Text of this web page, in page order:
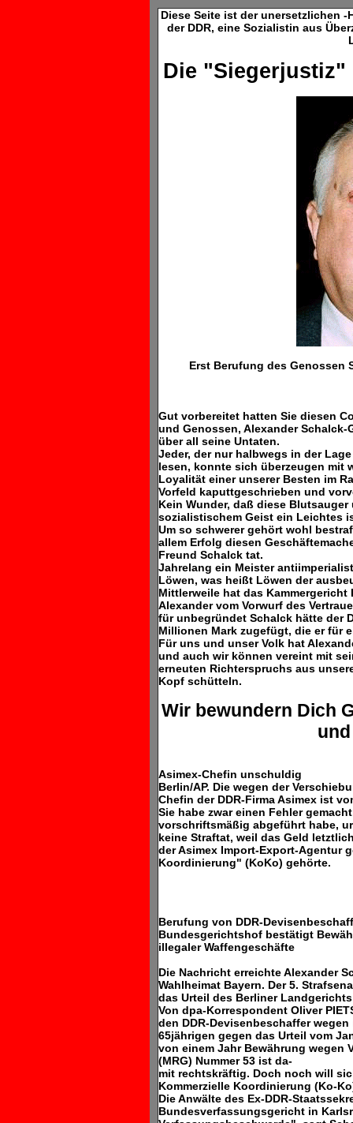
Diese Seite ist der unersetzlichen
der DDR, eine Sozialistin aus
Die "Siegerjustiz"
Erst Berufung des Genossen
Gut vorbereitet hatten Sie diesen
und Genossen, Alexander
über all seine Untaten.
Jeder, der nur halbwegs in der
lesen, konnte sich überzeugen mit
Loyalität einer unserer Besten im
Vorfeld kaputtgeschrieben und
Kein Wunder, daß diese
sozialistischem Geist ein Leichtes
Um so schwerer gehört wohl
allem Erfolg diesen
Freund Schalck tat.
Jahrelang ein Meister
Löwen, was heißt Löwen der
Mittlerweile hat das
Alexander vom Vorwurf des
für unbegründet Schalck hätte der
Millionen Mark zugefügt, die er für
Für uns und unser Volk hat
und auch wir können vereint mit
erneuten Richterspruchs aus
Kopf schütteln.
Wir bewundern Dich
Asimex-Chefin unschuldig
Berlin/AP. Die wegen der
Chefin der DDR-Firma Asimex ist
Sie habe zwar einen Fehler
vorschriftsmäßig abgeführt habe,
keine Straftat, weil das Geld
der Asimex Import-Export-Agentur
Koordinierung" (KoKo) gehörte.
Berufung von DDR-
Bundesgerichtshof bestätigt
illegaler Waffengeschäfte
Die Nachricht erreichte Alexander
Wahlheimat Bayern. Der 5.
das Urteil des Berliner
Von dpa-Korrespondent Oliver
den DDR-Devisenbeschaffer
65jährigen gegen das Urteil vom
von einem Jahr Bewährung wegen
(MRG) Nummer 53 ist da-
mit rechtskräftig. Doch noch will
Kommerzielle Koordinierung (Ko-
Die Anwälte des Ex-DDR-
Bundesverfassungsgericht in